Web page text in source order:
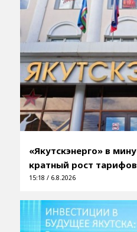
«Якутскэнерго» в
кратный рост
15:18 / 6.8.2026